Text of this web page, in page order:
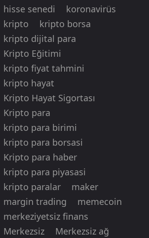
hisse senedi
koronavirüs
kripto
kripto borsa
kripto dijital para
Kripto Eğitimi
kripto fiyat tahmini
kripto hayat
Kripto Hayat Sigortası
Kripto para
kripto para birimi
kripto para borsasi
Kripto para haber
kripto para piyasasi
kripto paralar
maker
margin trading
memecoin
merkeziyetsiz finans
Merkezsiz
Merkezsiz ağ